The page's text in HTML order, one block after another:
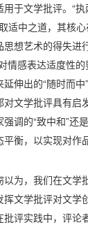
于文学批评。“
取适中之道，其核
想艺术的得失进
情感表达适度性
伸出的“随时而
文学批评具有启
调的“致中和”还
衡，以实现对作
为，我们在文学
文学批评对文
评实践中，评